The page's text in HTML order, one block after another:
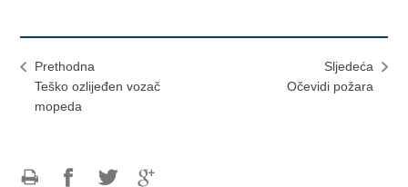
Prethodna
Teško ozlijeđen vozač
mopeda
Sljedeća
Očevidi požara